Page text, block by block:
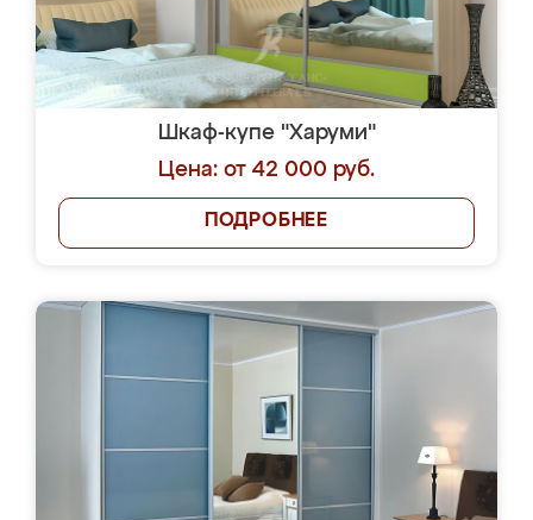
Шкаф-купе "Харуми"
Цена: от 42 000 руб.
ПОДРОБНЕЕ